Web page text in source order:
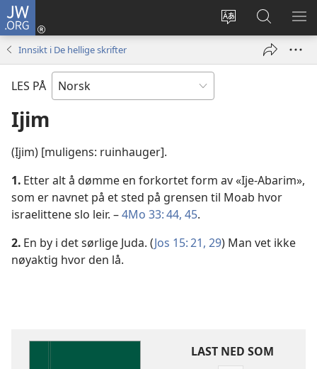
JW.ORG
Endre
Logg
inn
vindu)
Søk
på
JW.ORG
VIS
Innsikt i De hellige skrifter
LES PÅ
Ijim
(Ịjim) [muligens: ruinhauger].
1. Etter alt å dømme en forkortet form av «Ije-Abarim»,
som er navnet på et sted på grensen til Moab hvor
israelittene slo leir. –4Mo 33: 44, 45.
2. En by i det sørlige Juda. (Jos 15: 21, 29) Man vet ikke
nøyaktig hvor den lå.
LAST NED SOM